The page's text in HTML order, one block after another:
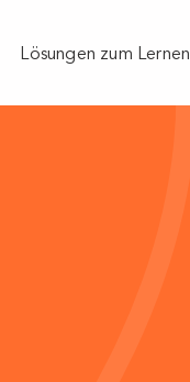
Lösungen zum Lernen